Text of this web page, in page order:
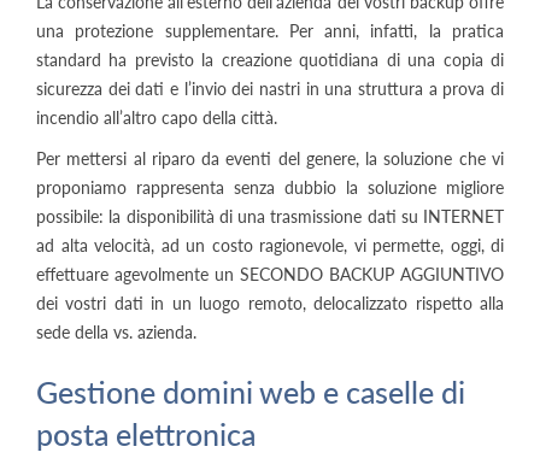
una protezione supplementare. Per anni, infatti, la pratica
standard ha previsto la creazione quotidiana di una copia di
sicurezza dei dati e l’invio dei nastri in una struttura a prova di
incendio all’altro capo della città.
Per mettersi al riparo da eventi del genere, la soluzione che vi
proponiamo rappresenta senza dubbio la soluzione migliore
possibile: la disponibilità di una trasmissione dati su INTERNET
ad alta velocità, ad un costo ragionevole, vi permette, oggi, di
effettuare agevolmente un SECONDO BACKUP AGGIUNTIVO
dei vostri dati in un luogo remoto, delocalizzato rispetto alla
sede della vs. azienda.
Gestione domini web e caselle di
posta elettronica